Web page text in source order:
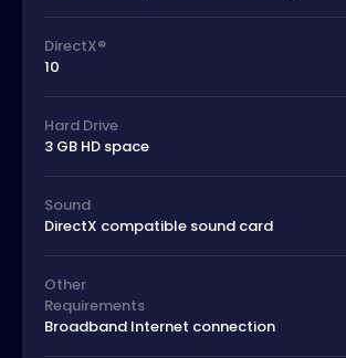
DirectX®
10
Hard Drive
3 GB HD space
Sound
DirectX compatible sound card
Other
Requirements
Broadband Internet connection